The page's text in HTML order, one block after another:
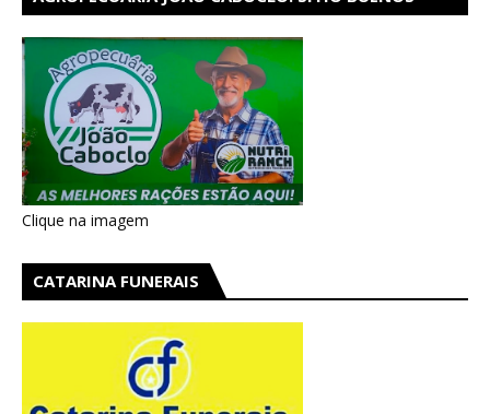
Clique na imagem
CATARINA FUNERAIS